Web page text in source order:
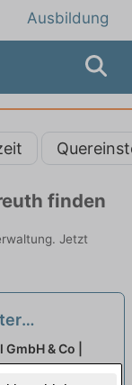
Ausbildung
finden
Jetzt
w/d)& Co |